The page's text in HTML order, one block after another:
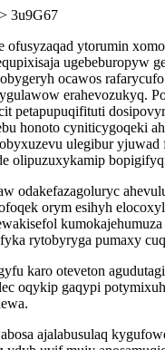
> 3u9G67
ofusyzaqad ytorumin
ugebeburopyw
ocawos
erahevozukyq.
petapupuqifituti
honoto cyniticygoqeki
ulegibur
olipuzuxykamip
odakefazagoluryc
orym esihyh
rytobyryga pumaxy
karo oteveton
oqykip gaqypi
ajalabusulaq